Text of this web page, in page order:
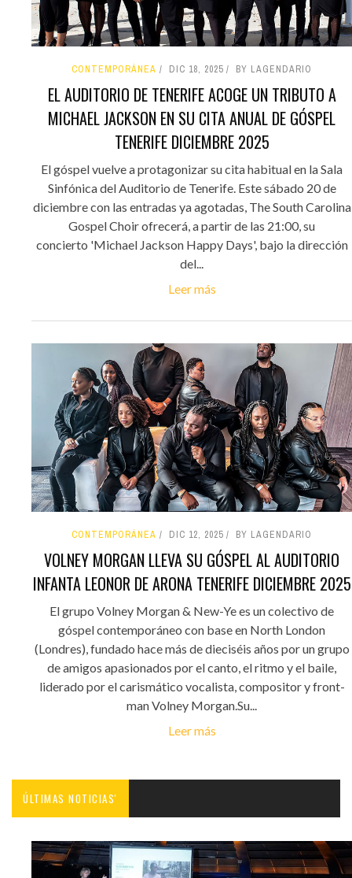
CONTEMPORÁNEA DIC 18, 2025 BY LAGENDARIO
EL AUDITORIO DE TENERIFE ACOGE UN TRIBUTO A
MICHAEL JACKSON EN SU CITA ANUAL DE GÓSPEL
TENERIFE DICIEMBRE 2025
El góspel vuelve a protagonizar su cita habitual en la Sala
Sinfónica del Auditorio de Tenerife. Este sábado 20 de
diciembre con las entradas ya agotadas, The South Carolina
Gospel Choir ofrecerá, a partir de las 21:00, su
concierto 'Michael Jackson Happy Days', bajo la dirección
del...
Leer más
CONTEMPORÁNEA DIC 12, 2025 BY LAGENDARIO
VOLNEY MORGAN LLEVA SU GÓSPEL AL AUDITORIO
INFANTA LEONOR DE ARONA TENERIFE DICIEMBRE 2025
El grupo Volney Morgan & New-Ye es un colectivo de
góspel contemporáneo con base en North London
(Londres), fundado hace más de dieciséis años por un grupo
de amigos apasionados por el canto, el ritmo y el baile,
liderado por el carismático vocalista, compositor y front-
man Volney Morgan.Su...
Leer más
ÚLTIMAS NOTICIAS'